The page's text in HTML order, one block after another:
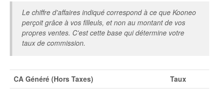
Le chiffre d'affaires indiqué correspond à ce que Kooneo
perçoit grâce à vos filleuls, et non au montant de vos
propres ventes. C'est cette base qui détermine votre
taux de commission.
CA Généré (Hors Taxes)
Taux